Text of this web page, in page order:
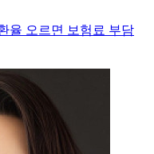
율 오르면 보험료 부담